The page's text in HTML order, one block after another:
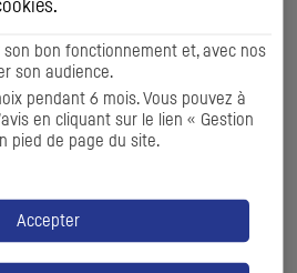
son bon fonctionnement et, avec nos
son audience.
pendant 6 mois. Vous pouvez à
en cliquant sur le lien « Gestion
pied de page du site.
Accepter